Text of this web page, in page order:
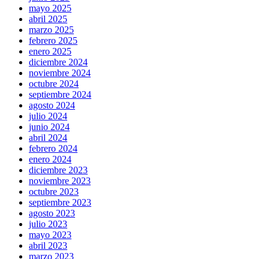
mayo 2025
abril 2025
marzo 2025
febrero 2025
enero 2025
diciembre 2024
noviembre 2024
octubre 2024
septiembre 2024
agosto 2024
julio 2024
junio 2024
abril 2024
febrero 2024
enero 2024
diciembre 2023
noviembre 2023
octubre 2023
septiembre 2023
agosto 2023
julio 2023
mayo 2023
abril 2023
marzo 2023